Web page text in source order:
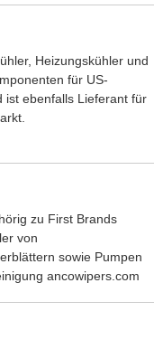
Heizungskühler und
für US-
ist ebenfalls Lieferant für
zu First Brands
von
sowie Pumpen
ancowipers.com